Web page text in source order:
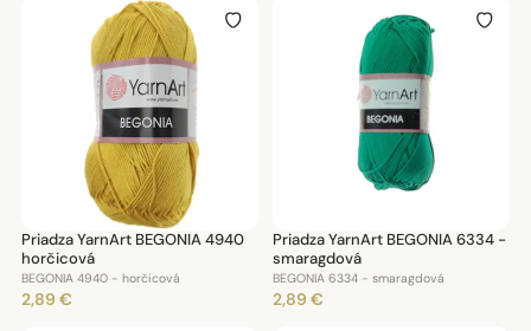
Priadza YarnArt BEGONIA 4940
horčicová
BEGONIA 4940 - horčicová
2,89 €
Priadza YarnArt BEGONIA 6334 -
smaragdová
BEGONIA 6334 - smaragdová
2,89 €